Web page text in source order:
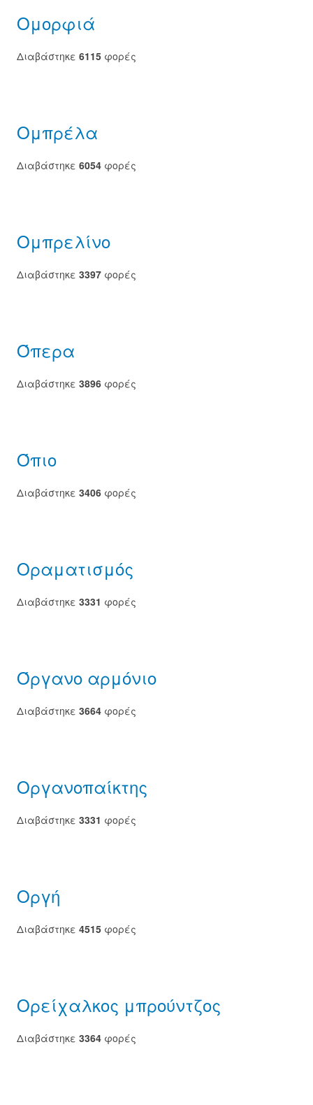
Ομορφιά
Διαβάστηκε 6115 φορές
Ομπρέλα
Διαβάστηκε 6054 φορές
Ομπρελίνο
Διαβάστηκε 3397 φορές
Όπερα
Διαβάστηκε 3896 φορές
Όπιο
Διαβάστηκε 3406 φορές
Οραματισμός
Διαβάστηκε 3331 φορές
Όργανο αρμόνιο
Διαβάστηκε 3664 φορές
Οργανοπαίκτης
Διαβάστηκε 3331 φορές
Οργή
Διαβάστηκε 4515 φορές
Ορείχαλκος μπρούντζος
Διαβάστηκε 3364 φορές